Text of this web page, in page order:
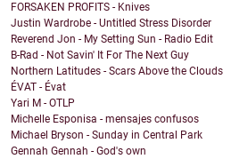
FORSAKEN PROFITS - Knives
Justin Wardrobe - Untitled Stress Disorder
Reverend Jon - My Setting Sun - Radio Edit
B-Rad - Not Savin' It For The Next Guy
Northern Latitudes - Scars Above the Clouds
ÉVAT - Évat
Yari M - OTLP
Michelle Esponisa - mensajes confusos
Michael Bryson - Sunday in Central Park
Gennah Gennah - God's own